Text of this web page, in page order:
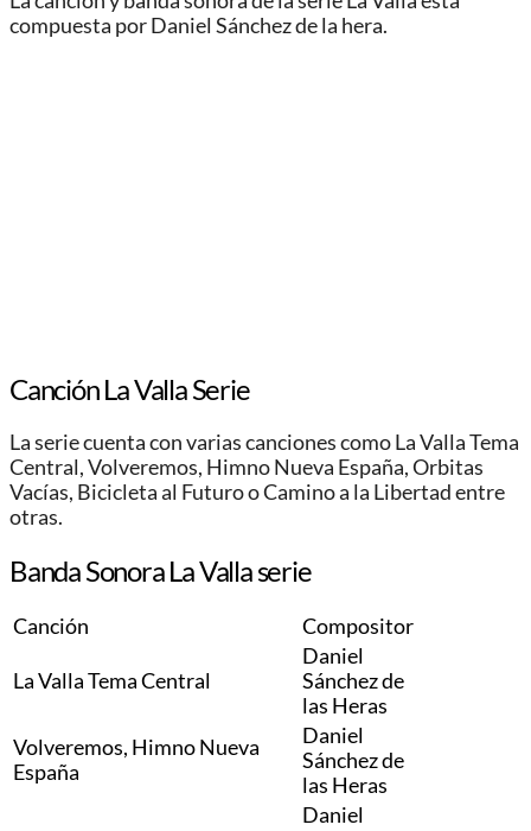
compuesta por Daniel Sánchez de la hera.
Canción La Valla Serie
La serie cuenta con varias canciones como La Valla Tema
Central, Volveremos, Himno Nueva España, Orbitas
Vacías, Bicicleta al Futuro o Camino a la Libertad entre
otras.
Banda Sonora La Valla serie
Canción Compositor
La Valla Tema Central
Daniel
Sánchez de
las Heras
Volveremos, Himno Nueva
España
Daniel
Sánchez de
las Heras
Daniel